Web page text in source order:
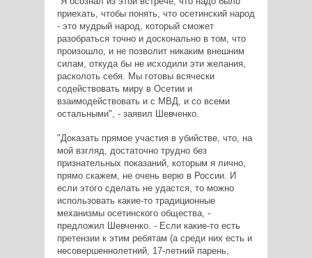
приехать, чтобы понять, что осетинский народ
- это мудрый народ, который сможет
разобраться точно и досконально в том, что
произошло, и не позволит никаким внешним
силам, откуда бы не исходили эти желания,
расколоть себя. Мы готовы всячески
содействовать миру в Осетии и
взаимодействовать и с МВД, и со всеми
остальными", - заявил Шевченко.
"Доказать прямое участия в убийстве, что, на
мой взгляд, достаточно трудно без
признательных показаний, которым я лично,
прямо скажем, не очень верю в России. И
если этого сделать не удастся, то можно
использовать какие-то традиционные
механизмы осетинского общества, -
предложил Шевченко. - Если какие-то есть
претензии к этим ребятам (а среди них есть и
несовершеннолетний, 17-летний парень,